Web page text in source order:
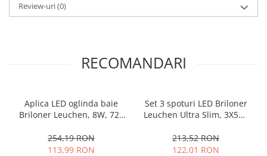
Review-uri(0)
RECOMANDARI
Aplica LED oglinda baie
Briloner Leuchen, 8W, 720
4000K, IP44, Crom
254,19 RON
113,99 RON
Set 3 spoturi LED Briloner
Leuchen Ultra Slim, 3X5W,
alimentare inclus, Ajustabil,
Lumina Calda (3000K),
213,52 RON
122,01 RON